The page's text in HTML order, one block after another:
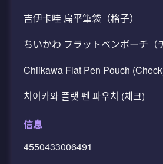
吉伊卡哇 扁平筆袋（格子）
ちいかわ フラットペンポーチ（
Chiikawa Flat Pen Pouch
치이카와 플랫 펜 파우치 (체크)
信息
4550433006491